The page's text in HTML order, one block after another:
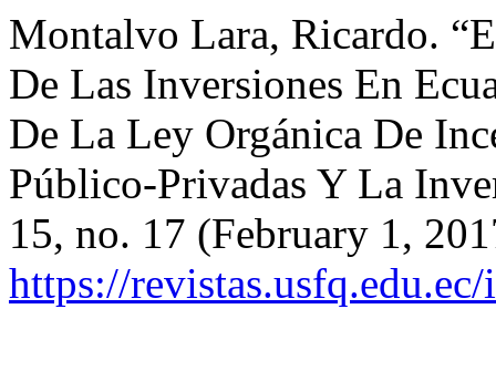
Montalvo Lara, Ricardo.
De Las Inversiones En
De La Ley Orgánica De
Público-Privadas Y La
15, no. 17 (February 1,
https://